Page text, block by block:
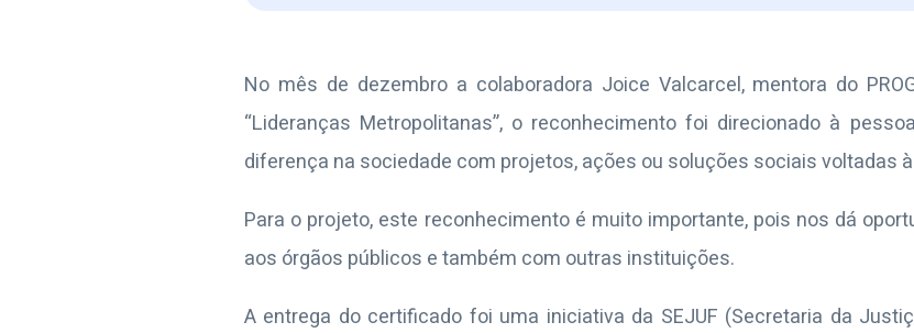
No mês de dezembro a colaboradora Joice Valcarcel, mentora do
“Lideranças Metropolitanas”, o reconhecimento foi direcionado à
diferença na sociedade com projetos, ações ou soluções sociais voltadas
Para o projeto, este reconhecimento é muito importante, pois nos dá
aos órgãos públicos e também com outras instituições.
A entrega do certificado foi uma iniciativa da SEJUF (Secretaria da